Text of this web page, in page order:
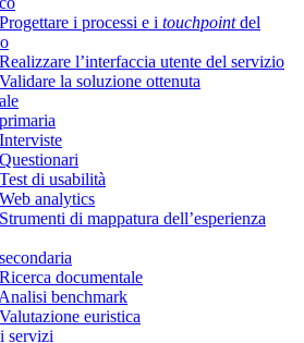
i processi e i touchpointdel
l’interfaccia utente del servizio
la soluzione ottenuta
di usabilità
analytics
di mappatura dell’esperienza
documentale
benchmark
euristica
servizi